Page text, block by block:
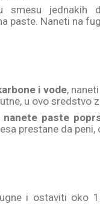
jednakih
paste. Naneti na
i vode,
u ovo sredstvo
nanete paste
prestane da
i ostaviti oko